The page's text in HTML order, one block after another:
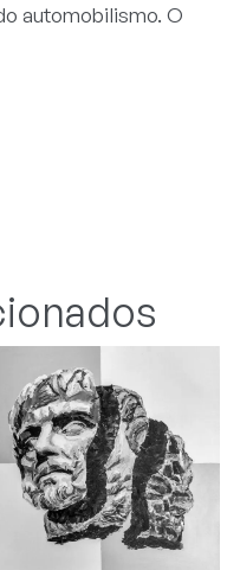
automobilismo. O